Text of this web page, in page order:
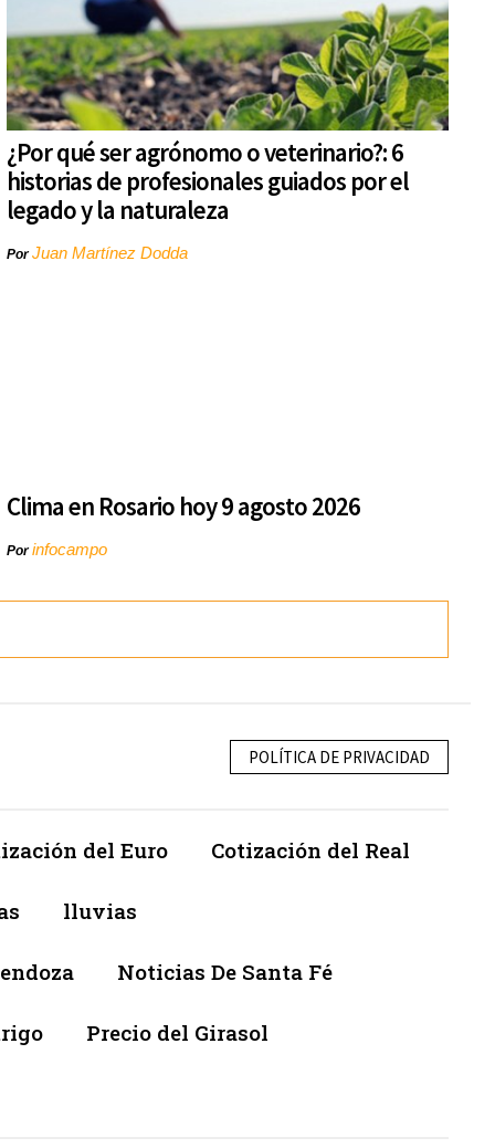
¿Por qué ser agrónomo o veterinario?: 6
historias de profesionales guiados por el
legado y la naturaleza
PorJuan Martínez Dodda
Clima en Rosario hoy 9 agosto 2026
Porinfocampo
POLÍTICA DE PRIVACIDAD
del Euro Cotización del Real
lluvias
Noticias De Santa Fé
Precio del Girasol